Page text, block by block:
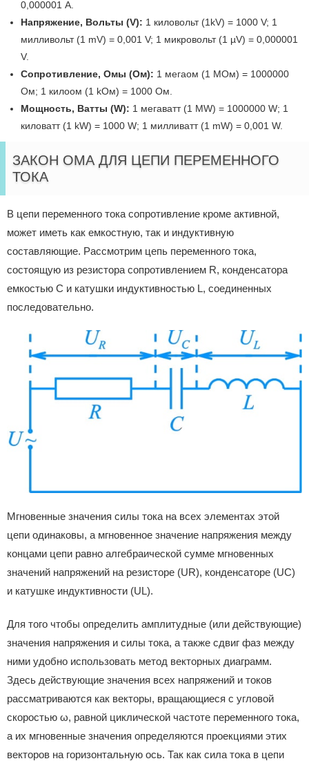
0,000001 A.
Напряжение, Вольты (V): 1 киловольт (1kV) = 1000 V; 1
милливольт (1 mV) = 0,001 V; 1 микровольт (1 µV) = 0,000001
V.
Сопротивление, Омы (Ом): 1 мегаом (1 MОм) = 1000000
Ом; 1 килоом (1 kОм) = 1000 Ом.
Мощность, Ватты (W): 1 мегаватт (1 MW) = 1000000 W; 1
киловатт (1 kW) = 1000 W; 1 милливатт (1 mW) = 0,001 W.
ЗАКОН ОМА ДЛЯ ЦЕПИ ПЕРЕМЕННОГО
ТОКА
В цепи переменного тока сопротивление кроме активной,
может иметь как емкостную, так и индуктивную
составляющие. Рассмотрим цепь переменного тока,
состоящую из резистора сопротивлением R, конденсатора
емкостью C и катушки индуктивностью L, соединенных
последовательно.
Мгновенные значения силы тока на всех элементах этой
цепи одинаковы, а мгновенное значение напряжения между
концами цепи равно алгебраической сумме мгновенных
значений напряжений на резисторе (UR), конденсаторе (UC)
и катушке индуктивности (UL).
Для того чтобы определить амплитудные (или действующие)
значения напряжения и силы тока, а также сдвиг фаз между
ними удобно использовать метод векторных диаграмм.
Здесь действующие значения всех напряжений и токов
рассматриваются как векторы, вращающиеся с угловой
скоростью ω, равной циклической частоте переменного тока,
а их мгновенные значения определяются проекциями этих
векторов на горизонтальную ось. Так как сила тока в цепи